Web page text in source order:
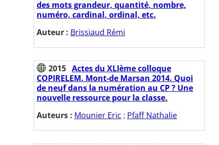
des mots grandeur, quantité, nombre,
numéro, cardinal, ordinal, etc.
Auteur : Brissiaud Rémi
2015 Actes du XLIème colloque
COPIRELEM. Mont-de Marsan 2014. Quoi
de neuf dans la numération au CP ? Une
nouvelle ressource pour la classe.
Auteurs : Mounier Eric ; Pfaff Nathalie